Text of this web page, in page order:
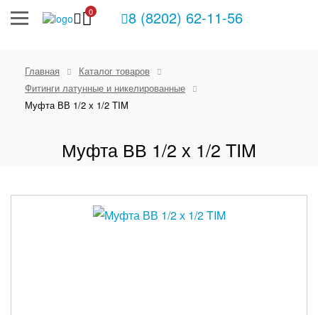
0 8 (8202) 62-11-56
Главная
Каталог товаров
Фитинги латунные и никелированные
Муфта ВВ 1/2 х 1/2 TIM
Муфта ВВ 1/2 х 1/2 TIM